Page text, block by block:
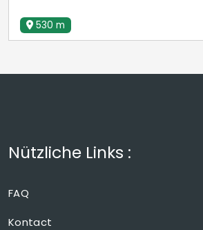
530 m
Nützliche Links :
FAQ
Kontact